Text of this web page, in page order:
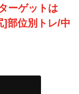
ーゲットは
]部位別トレ/中